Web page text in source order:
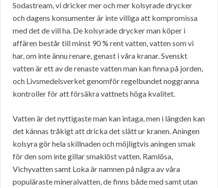
Sodastream, vi dricker mer och mer kolsyrade drycker
och dagens konsumenter är inte villiga att kompromissa
med det de vill ha. De kolsyrade drycker man köper i
affären består till minst 90 % rent vatten, vatten som vi
har, om inte ännu renare, genast i våra kranar. Svenskt
vatten är ett av de renaste vatten man kan finna på jorden,
och Livsmedelsverket genomför regelbundet noggranna
kontroller för att försäkra vattnets höga kvalitet.
Vatten är det nyttigaste man kan intaga, men i längden kan
det kännas tråkigt att dricka det slätt ur kranen. Aningen
kolsyra gör hela skillnaden och möjligtvis aningen smak
för den som inte gillar smaklöst vatten. Ramlösa,
Vichyvatten samt Loka är namnen på några av våra
populäraste mineralvatten, de finns både med samt utan